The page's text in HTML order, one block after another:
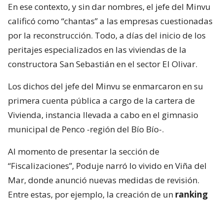
En ese contexto, y sin dar nombres, el jefe del Minvu
calificó como “chantas” a las empresas cuestionadas
por la reconstrucción. Todo, a días del inicio de los
peritajes especializados en las viviendas de la
constructora San Sebastián en el sector El Olivar.
Los dichos del jefe del Minvu se enmarcaron en su
primera cuenta pública a cargo de la cartera de
Vivienda, instancia llevada a cabo en el gimnasio
municipal de Penco -región del Bío Bío-.
Al momento de presentar la sección de
“Fiscalizaciones”, Poduje narró lo vivido en Viña del
Mar, donde anunció nuevas medidas de revisión.
Entre estas, por ejemplo, la creación de un ranking